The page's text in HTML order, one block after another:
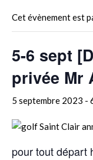
Cet évènement est
5-6 sept
privée Mr
5 septembre 2023 -
pour tout départ